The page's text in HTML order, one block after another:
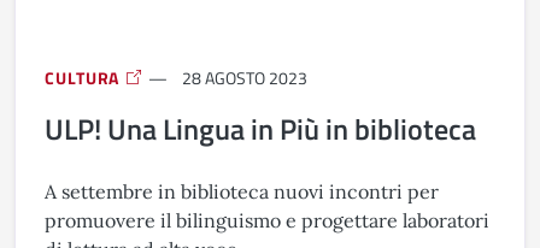
CULTURA 28 AGOSTO 2023
ULP! Una Lingua in Più in biblioteca
A settembre in biblioteca nuovi incontri per
promuovere il bilinguismo e progettare laboratori